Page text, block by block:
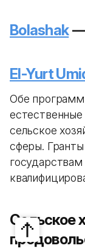
Bolashak—
El-Yurt
Обе
сельское
сферы.
Сельское